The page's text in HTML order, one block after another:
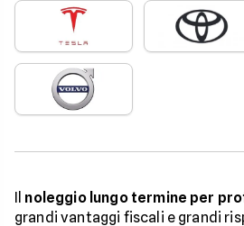
Il noleggio lungo termine per
grandi vantaggi fiscali e grandi